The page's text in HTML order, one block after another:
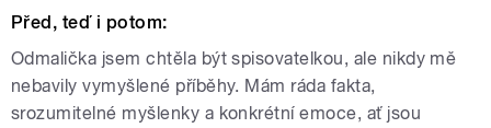
Před, teď i potom:
Odmalička jsem chtěla být spisovatelkou, ale nikdy mě
nebavily vymyšlené příběhy. Mám ráda fakta,
srozumitelné myšlenky a konkrétní emoce, ať jsou